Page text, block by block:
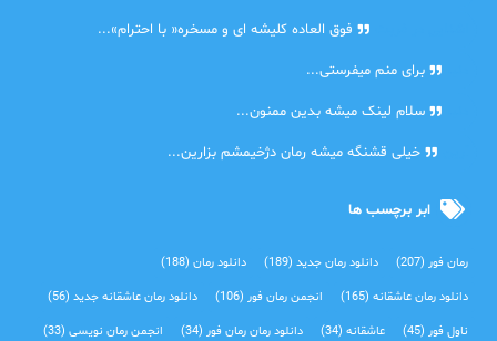
فوق العاده کلیشه ای و مسخره« با احترام»...
برای منم میفرستی...
سلام لینک میشه بدین ممنون...
خیلی قشنگه میشه رمان دژخیمشم بزارین...
ابر برچسب ها
رمان فور(207) دانلود رمان جدید(189) دانلود رمان(188)
دانلود رمان عاشقانه(165) انجمن رمان فور(106) دانلود رمان عاشقانه جدید(56)
ناول فور(45) عاشقانه(34) دانلود رمان رمان فور(34) انجمن رمان نویسی(33)